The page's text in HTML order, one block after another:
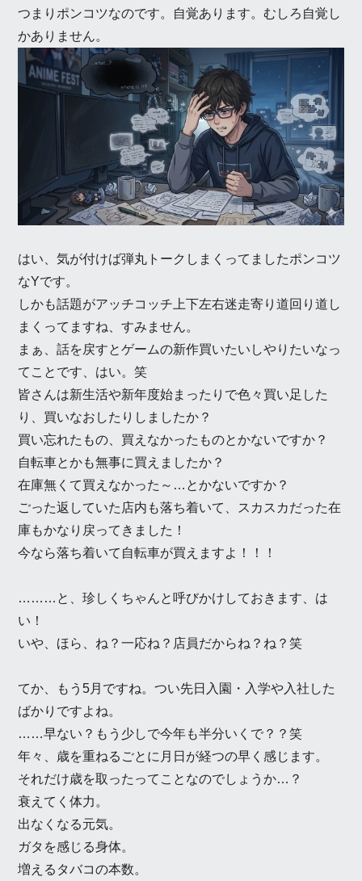
つまりポンコツなのです。自覚あります。むしろ自覚し
かありません。
はい、気が付けば弾丸トークしまくってましたポンコツ
なYです。
しかも話題がアッチコッチ上下左右迷走寄り道回り道し
まくってますね、すみません。
まぁ、話を戻すとゲームの新作買いたいしやりたいなっ
てことです、はい。笑
皆さんは新生活や新年度始まったりで色々買い足した
り、買いなおしたりしましたか？
買い忘れたもの、買えなかったものとかないですか？
自転車とかも無事に買えましたか？
在庫無くて買えなかった～…とかないですか？
ごった返していた店内も落ち着いて、スカスカだった在
庫もかなり戻ってきました！
今なら落ち着いて自転車が買えますよ！！！
………と、珍しくちゃんと呼びかけしておきます、は
い！
いや、ほら、ね？一応ね？店員だからね？ね？笑
てか、もう5月ですね。つい先日入園・入学や入社した
ばかりですよね。
……早ない？もう少しで今年も半分いくで？？笑
年々、歳を重ねるごとに月日が経つの早く感じます。
それだけ歳を取ったってことなのでしょうか…？
衰えてく体力。
出なくなる元気。
ガタを感じる身体。
増えるタバコの本数。